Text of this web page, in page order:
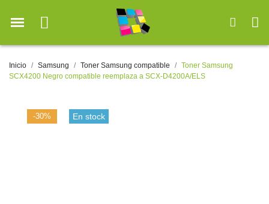
Inicio Samsung Toner Samsung compatible
Toner Samsung
SCX4200 Negro compatible reemplaza a SCX-D4200A/ELS
-30% En stock